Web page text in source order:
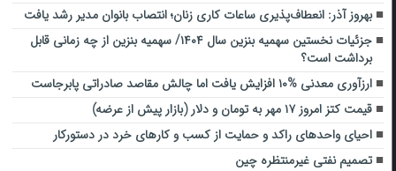
بهروز آذر: انعطاف‌پذیری ساعات کاری زنان؛ انتصاب بانوان مدیر رشد یافت
جزئیات نخستین سهمیه بنزین سال ۱۴۰۴/ سهمیه بنزین از چه زمانی قابل
برداشت است؟
ارزآوری معدنی %۱۰ افزایش یافت اما چالش مقاصد صادراتی پابرجاست
قیمت کتز امروز ۱۷ مهر به تومان و دلار (بازار پیش از عرضه)
احیای واحدهای راکد و حمایت از کسب و کارهای خرد در دستورکار
تصمیم نفتی غیرمنتظره چین